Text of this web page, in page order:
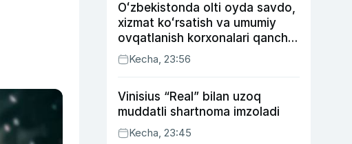
Oʻzbekistonda olti oyda savdo,
xizmat koʻrsatish va umumiy
ovqatlanish korxonalari qancha
soliq toʻlagani ochiqlandi
Kecha, 23:56
Vinisius “Real” bilan uzoq
muddatli shartnoma imzoladi
Kecha, 23:45